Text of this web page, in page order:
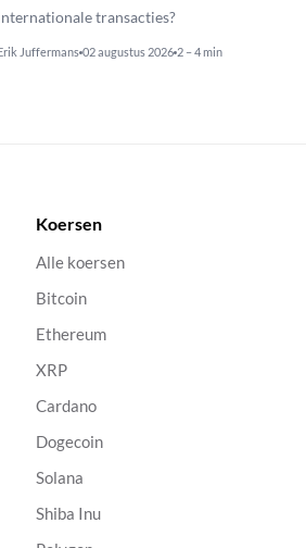
transacties?
Juffermans 02 augustus 2026 2 – 4 min
Koersen
Alle koersen
Bitcoin
Ethereum
XRP
Cardano
Dogecoin
Solana
Shiba Inu